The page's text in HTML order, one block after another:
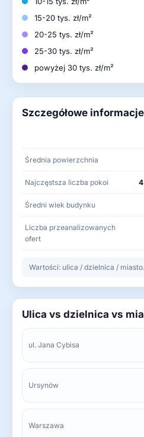
15-20 tys. zł/m²
20-25 tys. zł/m²
25-30 tys. zł/m²
powyżej 30 tys. zł/m²
Szczegółowe informacje
Średnia powierzchnia
Najczęstsza liczba pokoi
Średni wiek budynku
Liczba przeanalizowanych
ofert
Wartości: ulica / dzielnica / miasto.
Ulica vs dzielnica vs
ul. Jana Cybisa
Ursynów
Warszawa